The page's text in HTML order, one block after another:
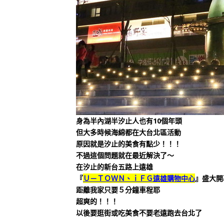
身為半內湖半汐止人也有10個年頭
但大多時候海綿都在大台北區活動
原因就是汐止的美食有點少！！！
不過這個問題就在最近解決了～
在汐止的新台五路上遠雄
『Ｕ－ＴＯＷＮ、ｉＦＧ遠雄購物中心』盛大
距離我家只要５分鐘車程耶
超爽的！！！
以後要逛街或吃美食不要老遠跑去台北了